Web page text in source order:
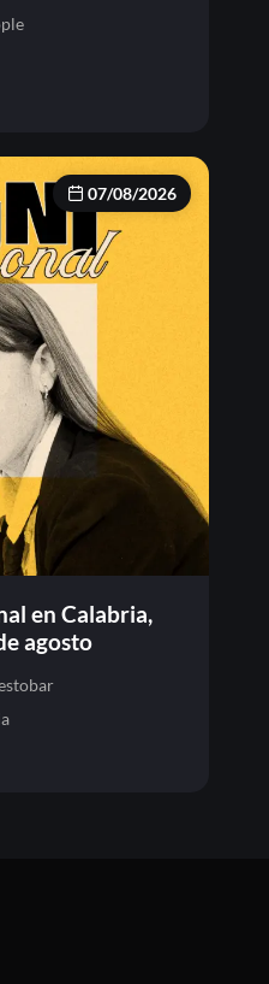
07/08/2026
en Calabria,
agosto